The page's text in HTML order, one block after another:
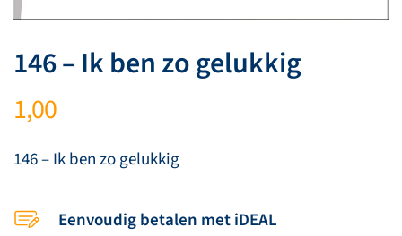
146 – Ik ben zo gelukkig
1,00
146 – Ik ben zo gelukkig
Eenvoudig betalen met iDEAL